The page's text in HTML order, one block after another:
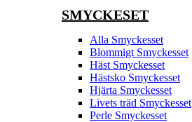
SMYCKESET
Alla Smyckesset
Blommigt Smyckesset
Häst Smyckesset
Hästsko Smyckesset
Hjärta Smyckesset
Livets träd Smyckesset
Perle Smyckesset